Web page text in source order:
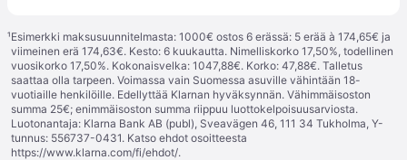
¹Esimerkki maksusuunnitelmasta: 1000€ ostos 6 erässä: 5 erää à 174,65€ ja
viimeinen erä 174,63€. Kesto: 6 kuukautta. Nimelliskorko 17,50%, todellinen
vuosikorko 17,50%. Kokonaisvelka: 1047,88€. Korko: 47,88€. Talletus
saattaa olla tarpeen. Voimassa vain Suomessa asuville vähintään 18-
vuotiaille henkilöille. Edellyttää Klarnan hyväksynnän. Vähimmäisoston
summa 25€; enimmäisoston summa riippuu luottokelpoisuusarviosta.
Luotonantaja: Klarna Bank AB (publ), Sveavägen 46, 111 34 Tukholma, Y-
tunnus: 556737-0431. Katso ehdot osoitteesta
https://www.klarna.com/fi/ehdot/.